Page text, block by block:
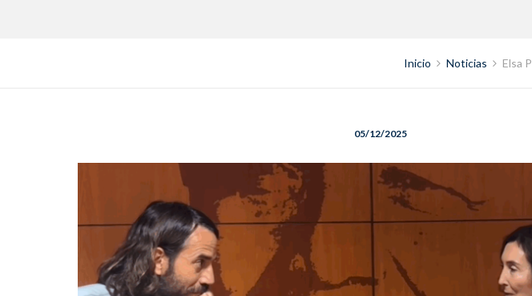
Inicio Noticias Elsa
05/12/2025